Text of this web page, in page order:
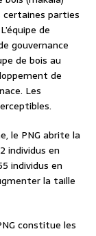
certaines parties
de
gouvernance
de bois au
de
Les
le PNG abrite la
individus en
individus en
la taille
constitue les